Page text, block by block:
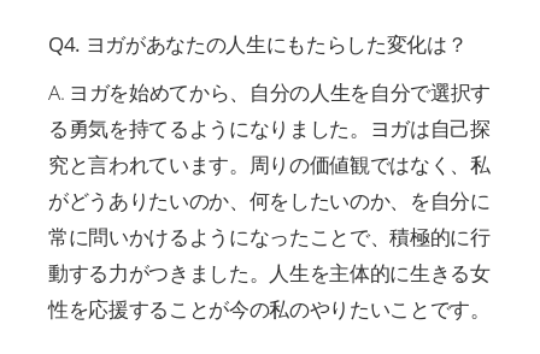
Q4. ヨガがあなたの人生にもたらした変化は？
A. ヨガを始めてから、自分の人生を自分で選択す
る勇気を持てるようになりました。ヨガは自己探
究と言われています。周りの価値観ではなく、私
がどうありたいのか、何をしたいのか、を自分に
常に問いかけるようになったことで、積極的に行
動する力がつきました。人生を主体的に生きる女
性を応援することが今の私のやりたいことです。